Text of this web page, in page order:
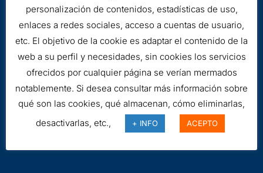
personalización de contenidos, estadísticas de uso,
enlaces a redes sociales, acceso a cuentas de usuario,
etc. El objetivo de la cookie es adaptar el contenido de la
web a su perfil y necesidades, sin cookies los servicios
ofrecidos por cualquier página se verían mermados
notablemente. Si desea consultar más información sobre
qué son las cookies, qué almacenan, cómo eliminarlas,
desactivarlas, etc.,
+ INFO ACEPTO